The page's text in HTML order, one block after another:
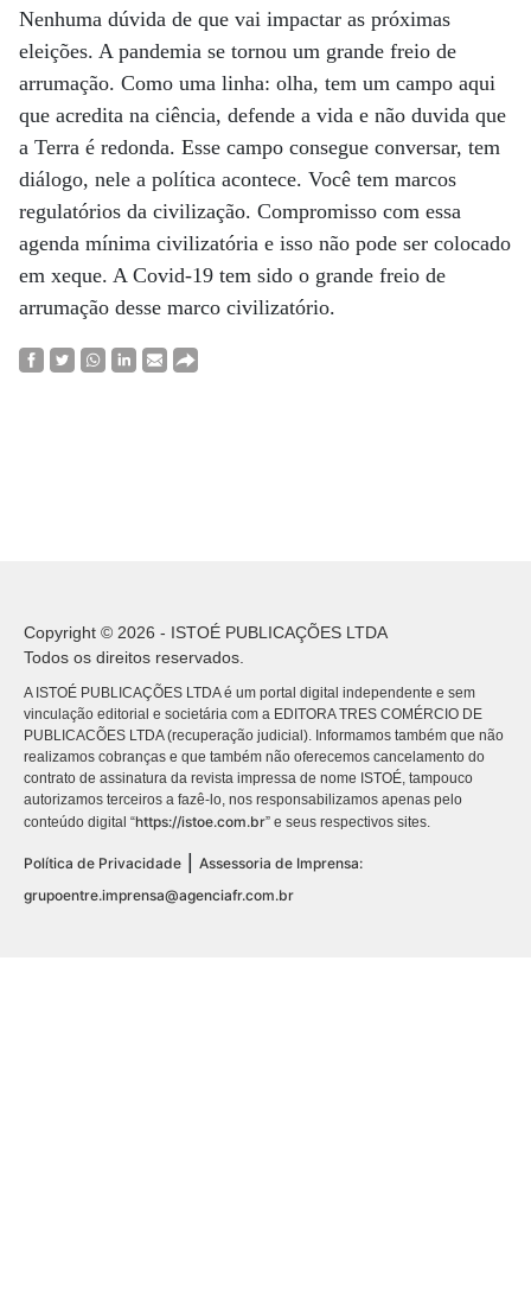
Nenhuma dúvida de que vai impactar as próximas
eleições. A pandemia se tornou um grande freio de
arrumação. Como uma linha: olha, tem um campo aqui
que acredita na ciência, defende a vida e não duvida que
a Terra é redonda. Esse campo consegue conversar, tem
diálogo, nele a política acontece. Você tem marcos
regulatórios da civilização. Compromisso com essa
agenda mínima civilizatória e isso não pode ser colocado
em xeque. A Covid-19 tem sido o grande freio de
arrumação desse marco civilizatório.
Copyright © 2026 - ISTOÉ PUBLICAÇÕES LTDA
Todos os direitos reservados.
A ISTOÉ PUBLICAÇÕES LTDA é um portal digital independente e sem
vinculação editorial e societária com a EDITORA TRES COMÉRCIO DE
PUBLICACÕES LTDA (recuperação judicial). Informamos também que não
realizamos cobranças e que também não oferecemos cancelamento do
contrato de assinatura da revista impressa de nome ISTOÉ, tampouco
autorizamos terceiros a fazê-lo, nos responsabilizamos apenas pelo
conteúdo digital “https://istoe.com.br” e seus respectivos sites.
Política de Privacidade
Assessoria de Imprensa:
grupoentre.imprensa@agenciafr.com.br